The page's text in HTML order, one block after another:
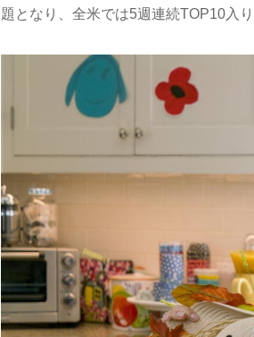
題となり、全米では5週連続TOP10入り